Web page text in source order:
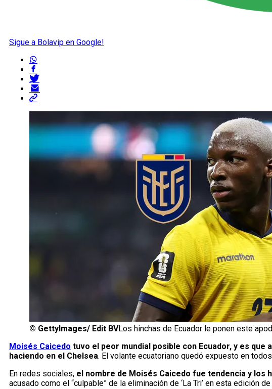
Sigue a Bolavip en Google!
© GettyImages/ Edit BVLos hinchas de Ecuador le ponen este
Moisés Caicedo tuvo el peor mundial posible con Ecuador, y es
haciendo en el Chelsea. El volante ecuatoriano quedó expuesto en
En redes sociales, el nombre de Moisés Caicedo fue tendencia y los
acusado como el “culpable” de la eliminación de ‘La Tri’ en esta edición